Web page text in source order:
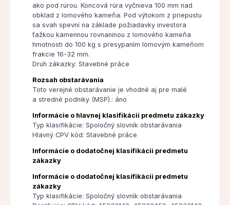
ako pod rúrou. Koncová rúra vyčnieva 100 mm nad
obklad z lomového kameňa. Pod výtokom z priepustu
sa svah spevní na základe požiadavky investora
ťažkou kamennou rovnaninou z lomového kameňa
hmotnosti do 100 kg s presypaním lomovým kameňom
frakcie 16-32 mm.
Druh zákazky: Stavebné práce
Rozsah obstarávania
Toto verejné obstarávanie je vhodné aj pre malé
a stredné podniky (MSP).: áno
Informácie o hlavnej klasifikácii predmetu zákazky
Typ klasifikácie: Spoločný slovník obstarávania
Hlavný CPV kód: Stavebné práce
Informácie o dodatočnej klasifikácii predmetu
zákazky
Informácie o dodatočnej klasifikácii predmetu
zákazky
Typ klasifikácie: Spoločný slovník obstarávania